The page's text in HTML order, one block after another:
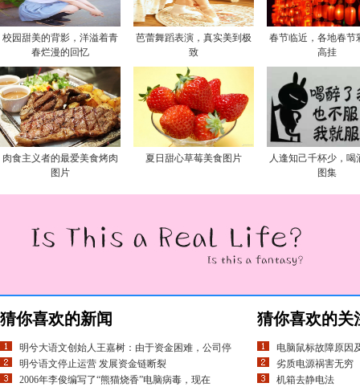
校园甜美的背影，洋溢着青
春烂漫的回忆
芭蕾舞蹈表演，真实美到极
致
春节临近，各地春节
高挂
肉食主义者的最爱美食烤肉
图片
夏日甜心草莓美食图片
人逢知己千杯少，喝
图集
猜你喜欢的新闻
明兮大语文创始人王嘉树：由于资金困难，公司停
明兮语文停止运营 发展资金链断裂
2006年李俊编写了“熊猫烧香”电脑病毒，现在
猜你喜欢的关
电脑鼠标故障原因
劣质电源祸害无穷
机箱去静电法